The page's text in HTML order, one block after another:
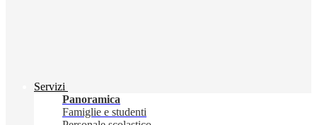
Servizi
Panoramica
Famiglie e studenti